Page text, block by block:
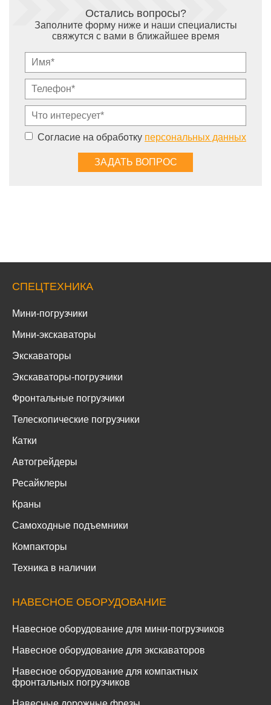
Остались вопросы?
Заполните форму ниже и наши специалисты
свяжутся с вами в ближайшее время
Согласие на обработку персональных данных
СПЕЦТЕХНИКА
Мини-погрузчики
Мини-экскаваторы
Экскаваторы
Экскаваторы-погрузчики
Фронтальные погрузчики
Телескопические погрузчики
Катки
Автогрейдеры
Ресайклеры
Краны
Самоходные подъемники
Компакторы
Техника в наличии
НАВЕСНОЕ ОБОРУДОВАНИЕ
Навесное оборудование для мини-погрузчиков
Навесное оборудование для экскаваторов
Навесное оборудование для компактных
фронтальных погрузчиков